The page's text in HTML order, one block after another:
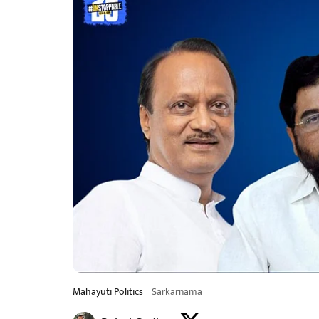
Mahayuti Politics Sarkarnama